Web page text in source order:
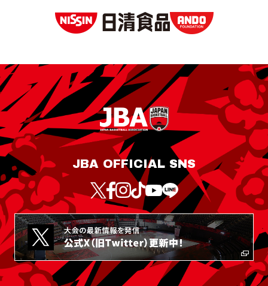
JBA OFFICIAL SNS